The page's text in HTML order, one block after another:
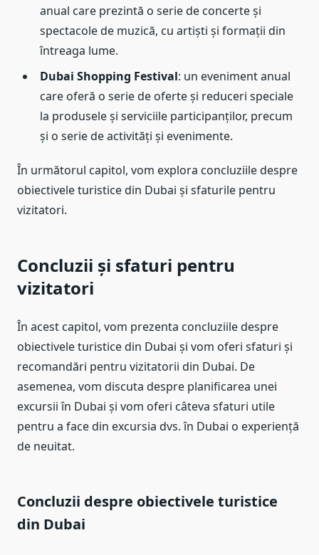
anual care prezintă o serie de concerte și
spectacole de muzică, cu artiști și formații din
întreaga lume.
Dubai Shopping Festival: un eveniment anual
care oferă o serie de oferte și reduceri speciale
la produsele și serviciile participanților, precum
și o serie de activități și evenimente.
În următorul capitol, vom explora concluziile despre
obiectivele turistice din Dubai și sfaturile pentru
vizitatori.
Concluzii și sfaturi pentru
vizitatori
În acest capitol, vom prezenta concluziile despre
obiectivele turistice din Dubai și vom oferi sfaturi și
recomandări pentru vizitatorii din Dubai. De
asemenea, vom discuta despre planificarea unei
excursii în Dubai și vom oferi câteva sfaturi utile
pentru a face din excursia dvs. în Dubai o experiență
de neuitat.
Concluzii despre obiectivele turistice
din Dubai